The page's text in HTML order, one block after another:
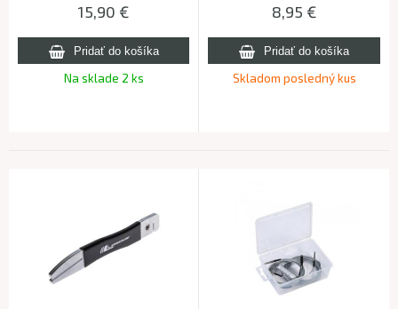
15,90 €
Na sklade 2 ks
8,95 €
Skladom posledný kus